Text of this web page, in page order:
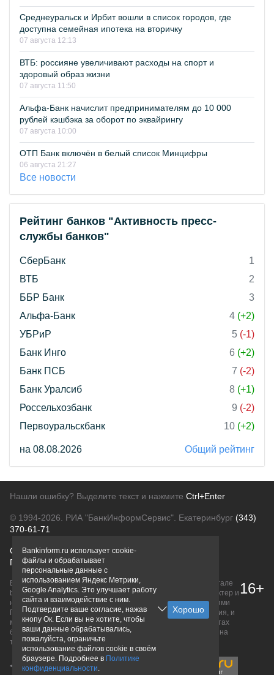
Среднеуральск и Ирбит вошли в список городов, где
доступна семейная ипотека на вторичку
07 августа 12:13
ВТБ: россияне увеличивают расходы на спорт и
здоровый образ жизни
07 августа 11:50
Альфа-Банк начислит предпринимателям до 10 000
рублей кэшбэка за оборот по эквайрингу
07 августа 10:00
ОТП Банк включён в белый список Минцифры
06 августа 21:27
Все новости
Рейтинг банков "Активность пресс-
службы банков"
СберБанк
1
ВТБ
2
ББР Банк
3
Альфа-Банк
4 (+2)
УБРиР
5 (-1)
Банк Инго
6 (+2)
Банк ПСБ
7 (-2)
Банк Уралсиб
8 (+1)
Россельхозбанк
9 (-2)
Первоуральскбанк
10 (+2)
на 08.08.2026 Общий рейтинг
Нашли ошибку? Выделите текст и нажмите Ctrl+Enter
© 1994-2026. РИА "БанкИнформСервис". Екатеринбург (343)
370-61-71
О проектеПолитика конфиденциальности
Правовая информацияДля рекламодателей
Вся информация о продуктах банков, размещенная на портале
bankinform.ru, носит исключительно ознакомительный характер и
не является публичной офертой, определяемой положениями
ГК РФ. Информация не содержит точного и полного описания, и
может быть изменена. Конечные условия уточняйте на сайтах
банков или при личном обращении. Исключительное право на
товарные знаки принадлежит их правообладателям.
16+
Bankinform.ru использует cookie-
файлы и обрабатывает
персональные данные с
использованием Яндекс Метрики,
Google Analytics. Это улучшает работу
сайта и взаимодействие с ним.
Подтвердите ваше согласие, нажав
кнопу Ок. Если вы не хотите, чтобы
ваши данные обрабатывались,
пожалуйста, ограничьте
использование файлов cookie в своём
браузере. Подробнее в Политике
конфиденциальности.